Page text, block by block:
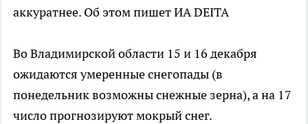
аккуратнее. Об этом пишет ИА DEITA
Во Владимирской области 15 и 16 декабря
ожидаются умеренные снегопады (в
понедельник возможны снежные зерна), а на 17
число прогнозируют мокрый снег.